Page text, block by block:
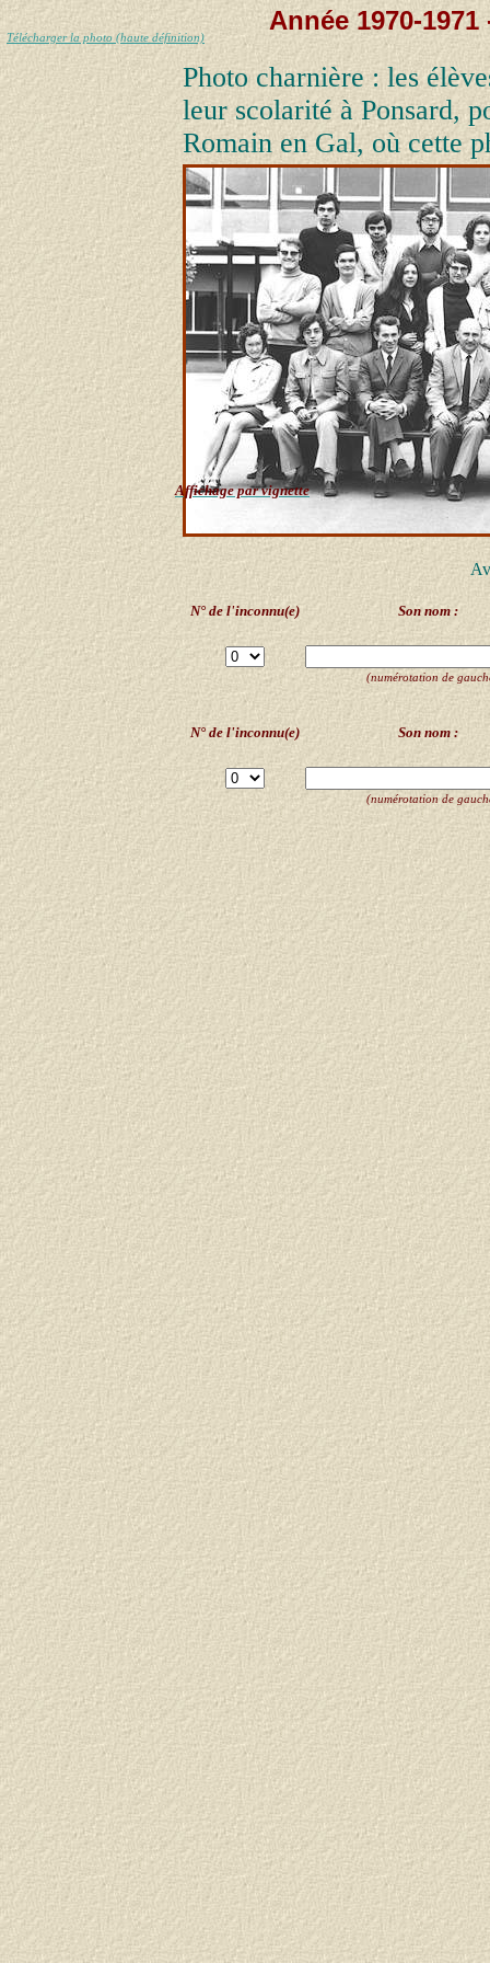
Affichage par vignette
Télécharger la photo (haute définition)
Année 1970-
Photo charnière : les
leur scolarité à Ponsard,
Romain en Gal, où cette
N° de l'inconnu(e) Son nom :
(numérotation de
N° de l'inconnu(e) Son nom :
(numérotation de